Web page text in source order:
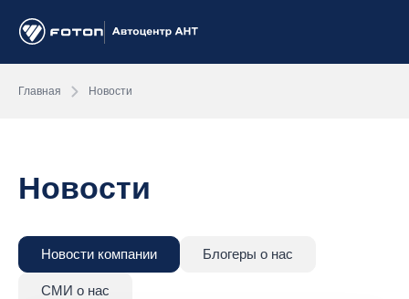
Главная Новости
Новости
Новости компании Блогеры о нас
СМИ о нас